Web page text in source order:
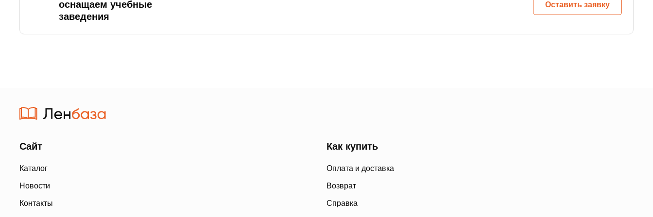
оснащаем учебные
заведения
Оставить заявку
Сайт
Каталог
Новости
Контакты
Как купить
Оплата и доставка
Возврат
Справка